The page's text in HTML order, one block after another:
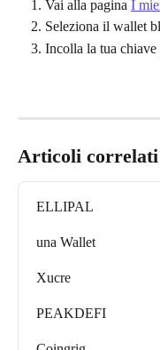
Vai alla pagina I
Seleziona il wallet
Incolla la tua chiave
Articoli correlati
ELLIPAL
una Wallet
Xucre
PEAKDEFI